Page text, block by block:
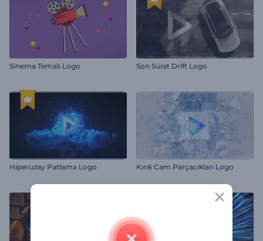
Sinema Temalı Logo Son Sürat Drift Logo
Hiperuzay Patlama Logo Kırık Cam Parçacıkları Logo